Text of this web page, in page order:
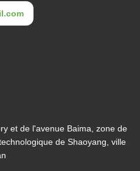
et de l'avenue Baima, zone de
de Shaoyang, ville